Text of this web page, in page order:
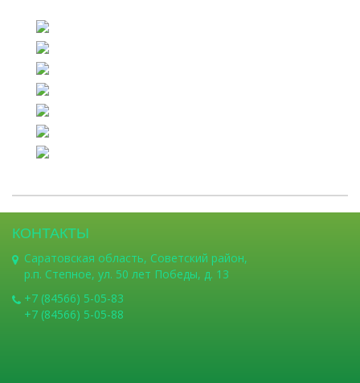
КОНТАКТЫ
Саратовская область, Советский район,
р.п. Степное, ул. 50 лет Победы, д. 13
+7 (84566) 5-05-83
+7 (84566) 5-05-88